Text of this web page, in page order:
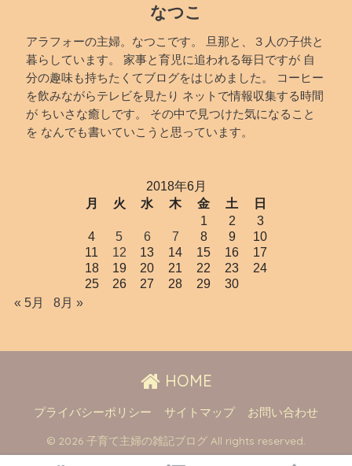
なつこ
アラフォーの主婦。なつこです。 旦那と、３人の子供と
暮らしています。 家事と育児に追われる毎日ですが 自
分の趣味も持ちたくてブログをはじめました。 コーヒー
を飲みながらテレビを見たり ネットで情報収集する時間
が ちいさな癒しです。 その中で見つけた気になること
を なんでも書いていこうと思っています。
2018年6月
月
火 水 木 金 土
日
1
2
3
4
5 6 7 8 9
10
11
12 13 14 15 16
17
18
19 20 21 22 23
24
25
26 27 28 29
30
« 5月
8月 »
HOME
プライバシーポリシー サイトマップ お問い合わせ
© 2026 子育て主婦の雑記ブログ All rights reserved.